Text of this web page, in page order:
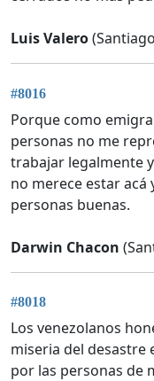
Luis Valero
#8016
Porque como
personas no me
trabajar legalmente
no merece estar
personas buenas.
Darwin Chacon
#8018
Los venezolanos
miseria del desastre
por las personas de